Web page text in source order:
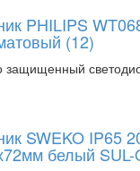
PHILIPS
(12)
защищенный
SWEKO IP65
белый